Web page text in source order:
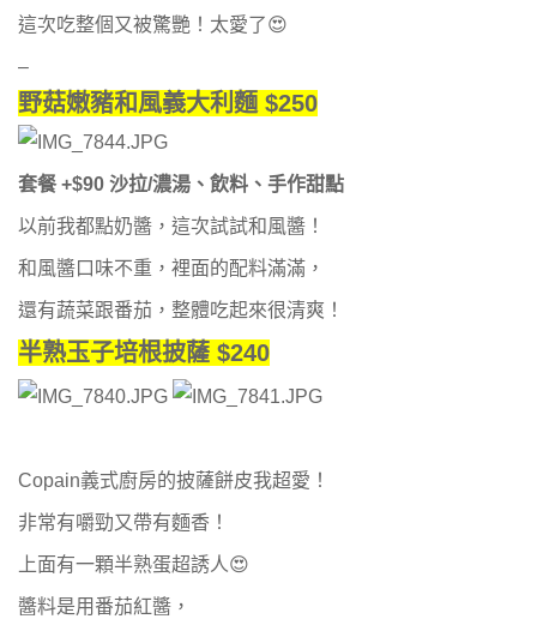
這次吃整個又被驚艷！太愛了😍
–
野菇嫩豬和風義大利麵 $250
套餐 +$90 沙拉/濃湯、飲料、手作甜點
以前我都點奶醬，這次試試和風醬！
和風醬口味不重，裡面的配料滿滿，
還有蔬菜跟番茄，整體吃起來很清爽！
半熟玉子培根披薩 $240
Copain義式廚房的披薩餅皮我超愛！
非常有嚼勁又帶有麵香！
上面有一顆半熟蛋超誘人😍
醬料是用番茄紅醬，